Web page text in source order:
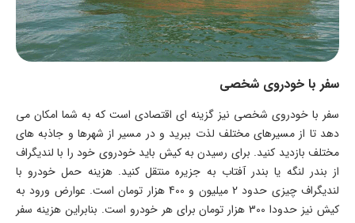
سفر با خودروی شخصی
سفر با خودروی شخصی نیز گزینه ای اقتصادی است که به شما امکان می
دهد تا از مسیرهای مختلف لذت ببرید و در مسیر از شهرها و جاذبه های
مختلف بازدید کنید. برای رسیدن به کیش باید خودروی خود را با لندیگراف
از بندر لنگه یا بندر آفتاب به جزیره منتقل کنید. هزینه حمل خودرو با
لندیگراف چیزی حدود 2 میلیون و 400 هزار تومان است. عوارض ورود به
کیش نیز حدودا 300 هزار تومان برای هر خودرو است. بنابراین هزینه سفر